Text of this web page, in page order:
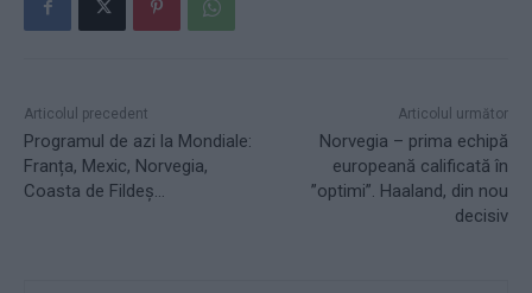
Articolul precedent
Programul de azi la Mondiale:
Franța, Mexic, Norvegia,
Coasta de Fildeș…
Articolul următor
Norvegia – prima echipă
europeană calificată în
”optimi”. Haaland, din nou
decisiv